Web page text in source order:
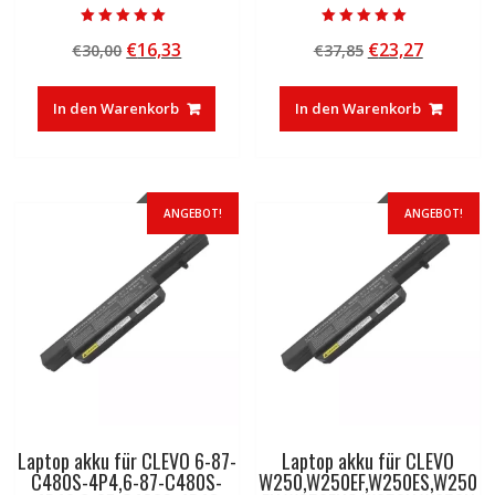
5.00
von 5
€30,00 Ursprünglicher
war:
€30,00
€16,33
ist:
€16,33.
In den Warenkorb
5.00
von 5
€37,85 Ursprünglicher
war:
€37,85
€23,27
ist:
€23,27.
In den Warenkorb
ANGEBOT!
Laptop akku für CLEVO 6-87-
C480S-4P4,6-87-C480S-
ANGEBOT!
Laptop akku für CLEVO
W250,W250EF,W250ES,W250